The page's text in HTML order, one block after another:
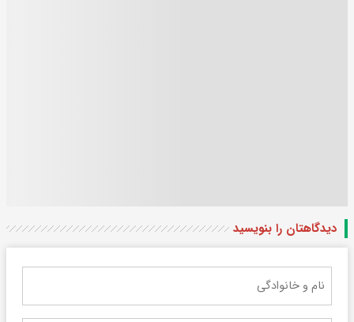
دیدگاهتان را بنویسید